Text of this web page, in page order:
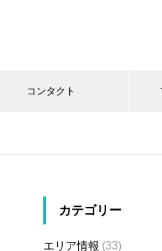
コンタクト
カテゴリー
エリア情報 (33)